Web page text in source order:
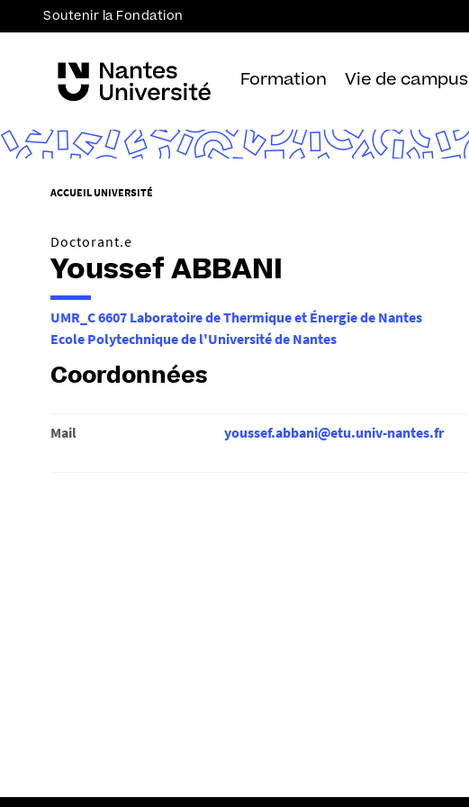
Soutenir la Fondation
Formation Vie de campus
V
u
s
ê
t
e
s
c
ACCUEIL UNIVERSITÉ
Doctorant.e
Youssef ABBANI
UMR_C 6607 Laboratoire de Thermique et Énergie de Nantes
Ecole Polytechnique de l'Université de Nantes
Coordonnées
Mail youssef.abbani@etu.univ-nantes.fr